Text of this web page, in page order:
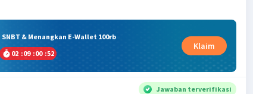
& Menangkan E-Wallet 100rb
02 :09 :00 :51
Klaim
Jawaban terverifikasi